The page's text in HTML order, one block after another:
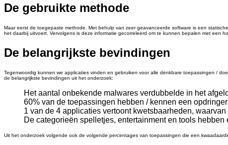
De gebruikte methode
Maar eerst de toegepaste methode. Met behulp van zeer geavanceerde software is een
het daarbij uitvoert. Vervolgens is deze informatie gecorreleerd om te kunnen bepalen met een
De belangrijkste bevindingen
Tegenwoordig kunnen we applicaties vinden en gebruiken voor alle denkbare toepassingen /
de belangrijkste bevindingen uit het onderzoek:
Het aantal onbekende malwares verdubbelde in het
60% van de toepassingen hebben / kennen een
1 van de 4 applicaties vertoont kwetsbaarheden,
De categorieën spelletjes, entertainment en tools
Uit het onderzoek volgende ook de volgende percentages van toepassingen die een